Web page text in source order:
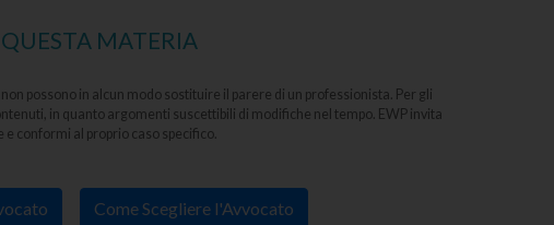
MATERIA
possono in alcun modo sostituire il parere di un professionista. Per gli
in quanto argomenti suscettibili di modifiche nel tempo. EWP invita
conformi al proprio caso specifico.
Come Scegliere l'Avvocato